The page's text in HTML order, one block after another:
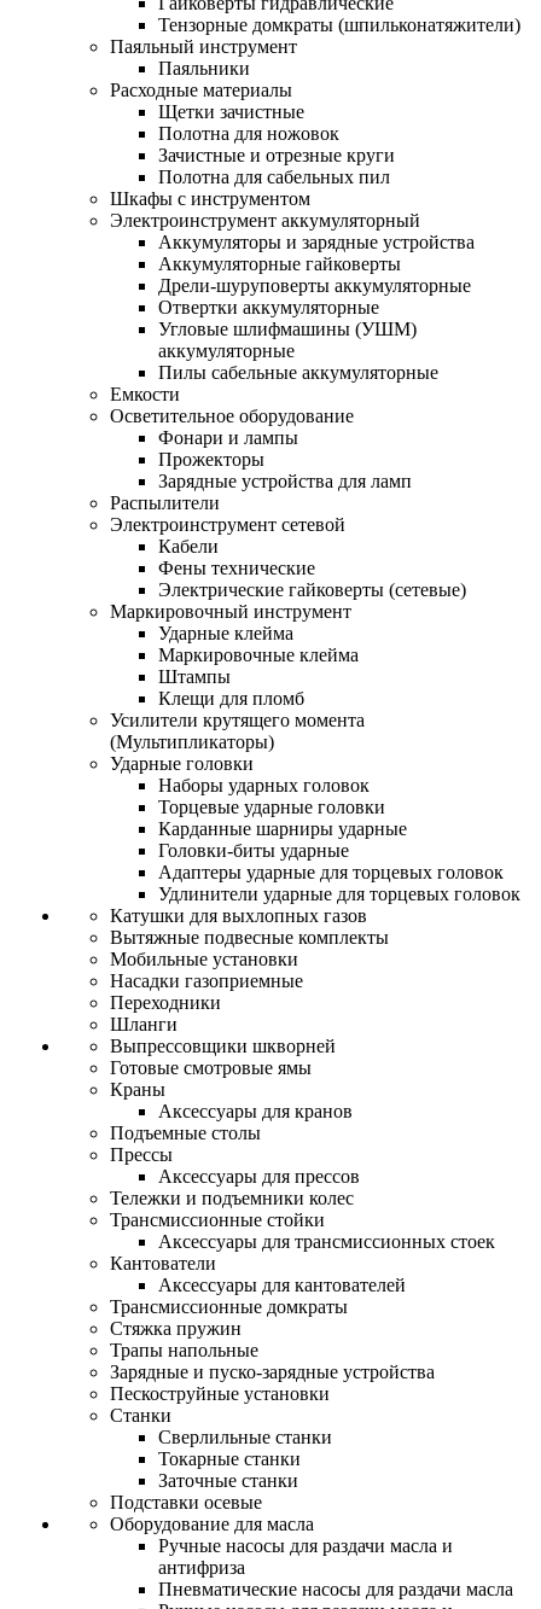
Тензорные домкраты (шпильконатяжители)
Паяльный инструмент
Паяльники
Расходные материалы
Щетки зачистные
Полотна для ножовок
Зачистные и отрезные круги
Полотна для сабельных пил
Шкафы с инструментом
Электроинструмент аккумуляторный
Аккумуляторы и зарядные устройства
Аккумуляторные гайковерты
Дрели-шуруповерты аккумуляторные
Отвертки аккумуляторные
Угловые шлифмашины (УШМ)
аккумуляторные
Пилы сабельные аккумуляторные
Емкости
Осветительное оборудование
Фонари и лампы
Прожекторы
Зарядные устройства для ламп
Распылители
Электроинструмент сетевой
Кабели
Фены технические
Электрические гайковерты (сетевые)
Маркировочный инструмент
Ударные клейма
Маркировочные клейма
Штампы
Клещи для пломб
Усилители крутящего момента
(Мультипликаторы)
Ударные головки
Наборы ударных головок
Торцевые ударные головки
Карданные шарниры ударные
Головки-биты ударные
Адаптеры ударные для торцевых головок
Удлинители ударные для торцевых головок
Катушки для выхлопных газов
Вытяжные подвесные комплекты
Мобильные установки
Насадки газоприемные
Переходники
Шланги
Выпрессовщики шкворней
Готовые смотровые ямы
Краны
Аксессуары для кранов
Подъемные столы
Прессы
Аксессуары для прессов
Тележки и подъемники колес
Трансмиссионные стойки
Аксессуары для трансмиссионных стоек
Кантователи
Аксессуары для кантователей
Трансмиссионные домкраты
Стяжка пружин
Трапы напольные
Зарядные и пуско-зарядные устройства
Пескоструйные установки
Станки
Сверлильные станки
Токарные станки
Заточные станки
Подставки осевые
Оборудование для масла
Ручные насосы для раздачи масла и
антифриза
Пневматические насосы для раздачи масла